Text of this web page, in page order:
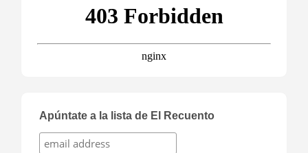
Apúntate a la lista de El Recuento